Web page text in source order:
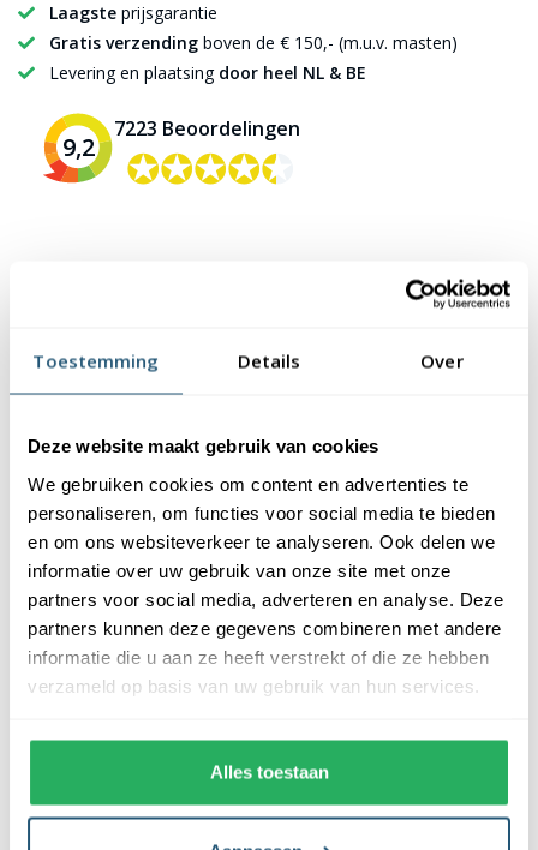
Toestemming Details Over
Deze website maakt gebruik van cookies
We gebruiken cookies om content en advertenties te
personaliseren, om functies voor social media te bieden
en om ons websiteverkeer te analyseren. Ook delen we
informatie over uw gebruik van onze site met onze
partners voor social media, adverteren en analyse. Deze
partners kunnen deze gegevens combineren met andere
informatie die u aan ze heeft verstrekt of die ze hebben
verzameld op basis van uw gebruik van hun services.
Alles toestaan
Laagste prijsgarantie
Gratis verzending boven de € 150,- (m.u.v. masten)
Levering en plaatsing door heel NL & BE
9,2
7223 Beoordelingen
✪✪✪✪✪
✪✪✪✪✪
Reviews
Beschrijving
Grondplaat zwaar bevestiging ten behoeve van een beachvlag.
Grondplaat (zwaar)
Deze grondplaat is de populairste optie als beachvlag voetstuk.
De grondplaat is zwaar, en vereist een vlakke ondergrond. Het
voetstuk is voorzien van een kogel gelagerd draaimechanisme.
De grondplaat is gemakkelijk binnen en buiten te gebruiken.
Specificaties Grondplaat (zwaar):